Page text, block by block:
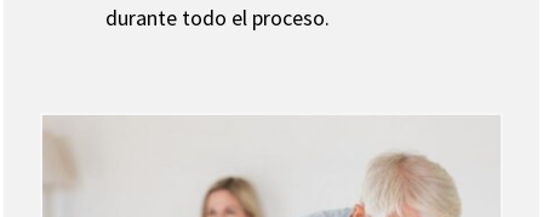
durante todo el proceso.